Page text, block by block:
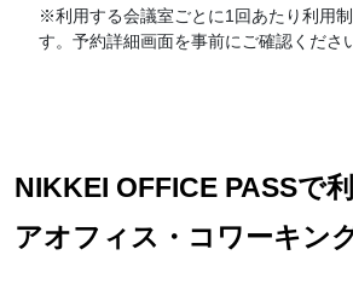
※利用する会議室ごとに1回あたり利用
す。予約詳細画面を事前にご確認くださ
NIKKEI OFFICE PASSで
アオフィス・コワーキン